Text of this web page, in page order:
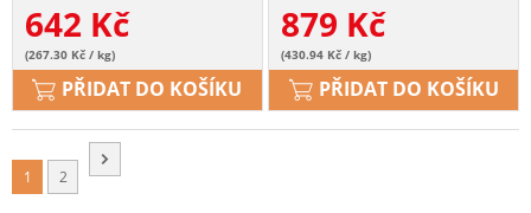
642 Kč
(267.30 Kč / kg)
PŘIDAT DO KOŠÍKU
879 Kč
(430.94 Kč / kg)
PŘIDAT DO KOŠÍKU
1 2